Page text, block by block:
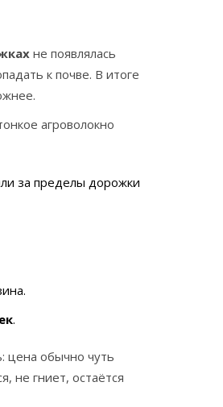
не появлялась
к почве. В итоге
агроволокно
за пределы дорожки
.
цена обычно чуть
не гниет, остаётся